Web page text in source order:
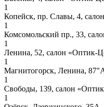
1
Копейск, пр. Славы, 4,
1
Комсомольский пр., 33,
1
Ленина, 52, салон «Оптик-
1
Магнитогорск, Ленина,
1
Свободы, 139, салон
1